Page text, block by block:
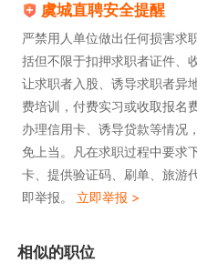
虞城直聘安全提醒
严禁用人单位做出任何损害求
括但不限于扣押求职者证件、
让求职者入股、诱导求职者异
费培训，付费实习或收取报名
办理信用卡、诱导贷款等情况
免上当。凡在求职过程中要求
卡、提供验证码、刷单、旅游
即举报。 立即举报 >
相似的职位